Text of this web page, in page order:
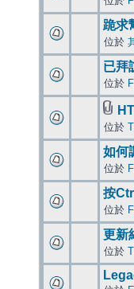
跪求
位於
已拜
位於
位於
如何
位於
按
位於
更新
位於